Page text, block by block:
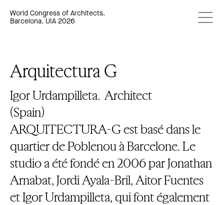
World Congress of Architects.
Barcelona. UIA 2026
Arquitectura G
Igor Urdampilleta. Architect
(Spain)
ARQUITECTURA-G est basé dans le
quartier de Poblenou à Barcelone. Le
studio a été fondé en 2006 par Jonathan
Arnabat, Jordi Ayala-Bril, Aitor Fuentes
et Igor Urdampilleta, qui font également